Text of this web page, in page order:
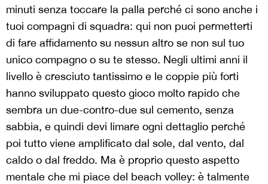
minuti senza toccare la palla perché ci sono anche i
tuoi compagni di squadra: qui non puoi permetterti
di fare affidamento su nessun altro se non sul tuo
unico compagno o su te stesso. Negli ultimi anni il
livello è cresciuto tantissimo e le coppie più forti
hanno sviluppato questo gioco molto rapido che
sembra un due-contro-due sul cemento, senza
sabbia, e quindi devi limare ogni dettaglio perché
poi tutto viene amplificato dal sole, dal vento, dal
caldo o dal freddo. Ma è proprio questo aspetto
mentale che mi piace del beach volley: è talmente